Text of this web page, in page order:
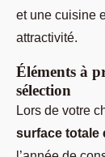
et une cuisine
attractivité.
Éléments à
sélection
Lors de votre
surface totale